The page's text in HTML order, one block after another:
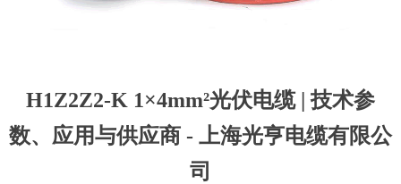
H1Z2Z2-K 1×4mm²光伏电缆 | 技术参
数、应用与供应商 - 上海光亨电缆有限公
司